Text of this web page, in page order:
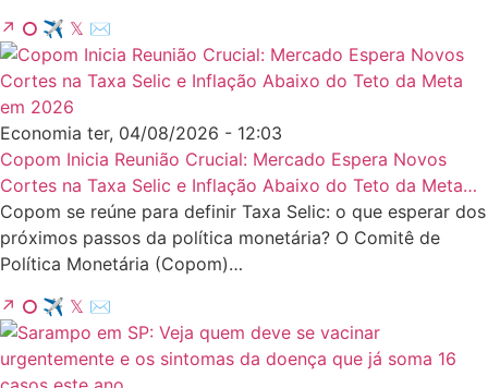
↗ ⭘ ✈ 𝕏 ✉
Economia ter, 04/08/2026 - 12:03
Copom Inicia Reunião Crucial: Mercado Espera Novos
Cortes na Taxa Selic e Inflação Abaixo do Teto da Meta…
Copom se reúne para definir Taxa Selic: o que esperar dos
próximos passos da política monetária? O Comitê de
Política Monetária (Copom)…
↗ ⭘ ✈ 𝕏 ✉